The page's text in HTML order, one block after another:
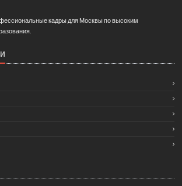
кадры для Москвы по высоким